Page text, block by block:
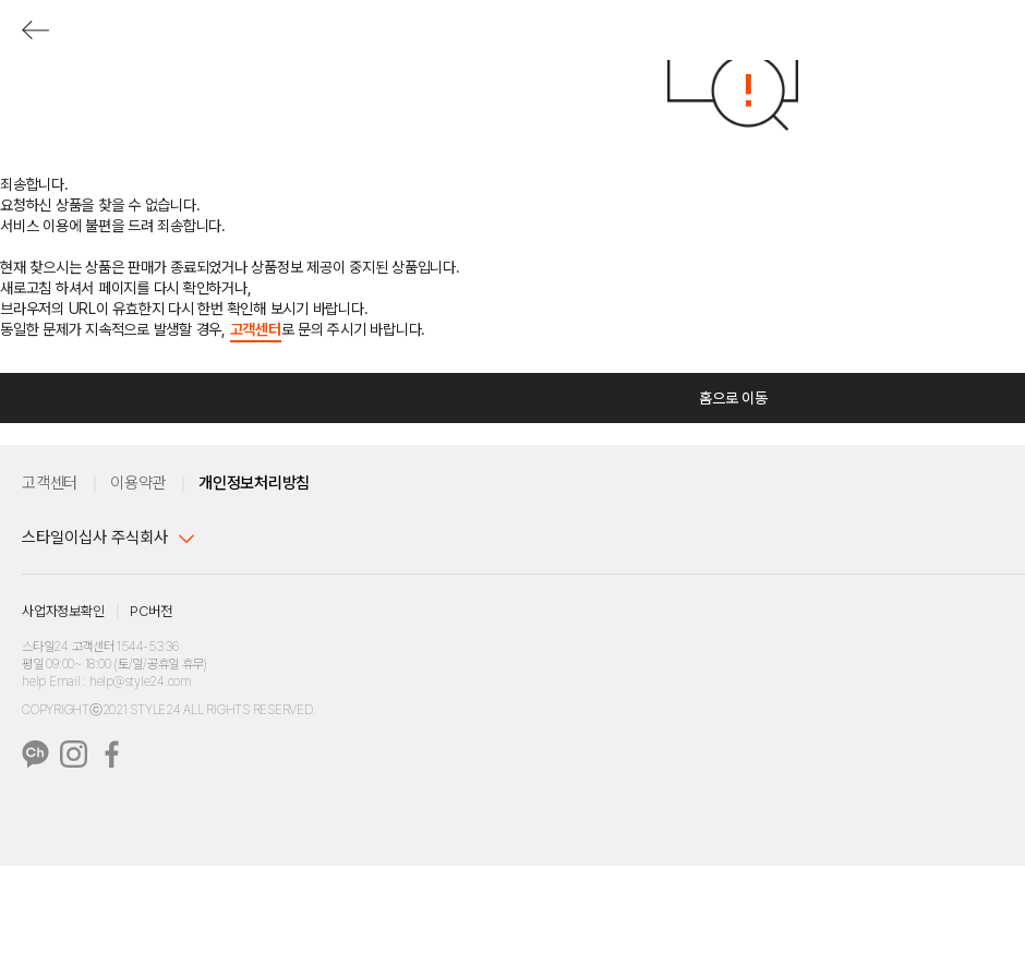
죄송합니다.
요청하신 상품을 찾을 수 없습니다.
서비스 이용에 불편을 드려 죄송합니다.
현재 찾으시는 상품은 판매가 종료되었거나 상품정보 제공이 중지된 상품입니다.
새로고침 하셔서 페이지를 다시 확인하거나,
브라우저의 URL이 유효한지 다시 한번 확인해 보시기 바랍니다.
동일한 문제가 지속적으로 발생할 경우, 고객센터로 문의 주시기 바랍니다.
홈으로 이동
고객센터 이용약관 개인정보처리방침
스타일이십사 주식회사
주소 : 서울시 강남구 논현로 633, 6층 (논현동, 한세엠케이빌딩)
사업자등록번호 : 116-81-32499
통신판매업신고번호 : 제 2024-서울강남-04239
개인정보보호책임자 : 배기영
고객센터 1544-5336(평일 09:00~ 18:00 토/일/공휴일 휴무)
사업자정보확인 PC버전
스타일24 고객센터 1544-5336
평일 09:00~ 18:00 (토/일/공휴일 휴무)
help Email : help@style24.com
COPYRIGHTⓒ2021 STYLE24 ALL RIGHTS RESERVED.